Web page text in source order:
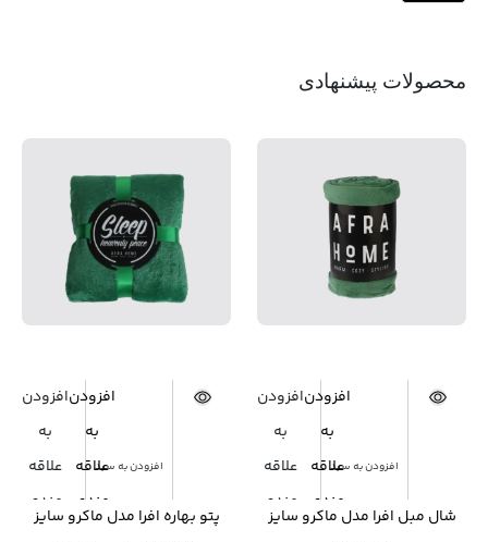
محصولات پیشنهادی
افزودن به سبد
افزودن
به
علاقه
مندی
افزودن
به
علاقه
مندی
شال مبل افرا مدل ماکرو سایز
افزودن به سبد
افزودن
به
علاقه
مندی
افزودن
به
علاقه
مندی
پتو بهاره افرا مدل ماکرو سایز